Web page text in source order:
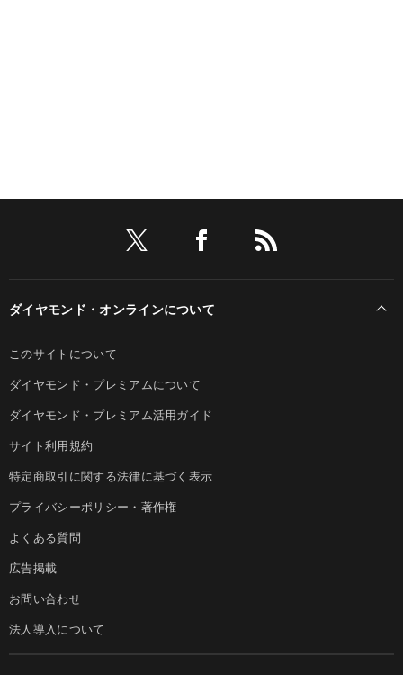
ダイヤモンド・オンラインについて
このサイトについて
ダイヤモンド・プレミアムについて
ダイヤモンド・プレミアム活用ガイド
サイト利用規約
特定商取引に関する法律に基づく表示
プライバシーポリシー・著作権
よくある質問
広告掲載
お問い合わせ
法人導入について